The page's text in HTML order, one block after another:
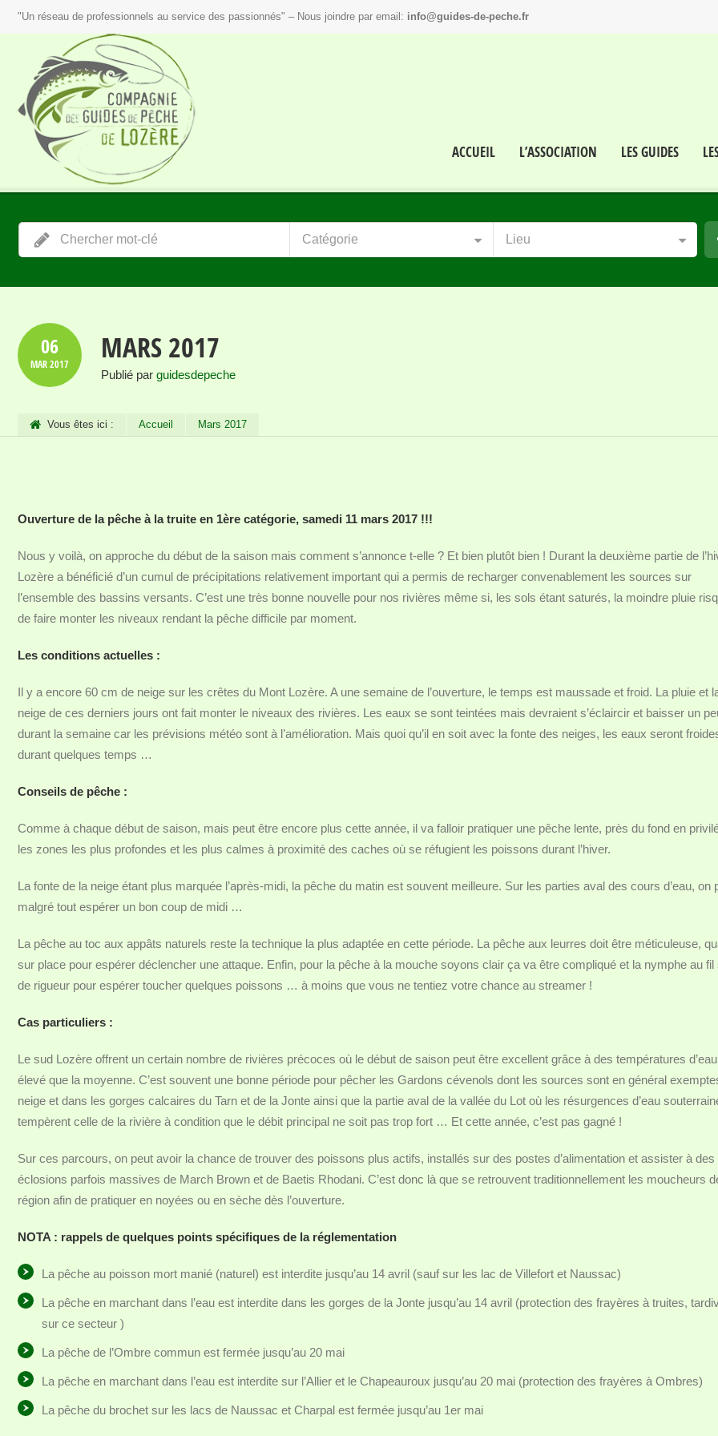
"Un réseau de professionnels au service des passionnés" – Nous joindre par email: info@guides-de-peche.fr
ACCUEIL L’ASSOCIATION LES GUIDES
Catégorie Lieu
06
MAR2017 MARS 2017
Publié par guidesdepeche
Vous êtes ici : Accueil Mars 2017
Ouverture de la pêche à la truite en 1ère catégorie, samedi 11 mars 2017 !!!
Nous y voilà, on approche du début de la saison mais comment s’annonce t-elle ? Et bien plutôt bien ! Durant la deuxième partie de
Lozère a bénéficié d’un cumul de précipitations relativement important qui a permis de recharger convenablement les sources sur
l’ensemble des bassins versants. C’est une très bonne nouvelle pour nos rivières même si, les sols étant saturés, la moindre pluie
de faire monter les niveaux rendant la pêche difficile par moment.
Les conditions actuelles :
Il y a encore 60 cm de neige sur les crêtes du Mont Lozère. A une semaine de l’ouverture, le temps est maussade et froid. La pluie et
neige de ces derniers jours ont fait monter le niveaux des rivières. Les eaux se sont teintées mais devraient s’éclaircir et baisser un
durant la semaine car les prévisions météo sont à l’amélioration. Mais quoi qu’il en soit avec la fonte des neiges, les eaux seront
durant quelques temps …
Conseils de pêche :
Comme à chaque début de saison, mais peut être encore plus cette année, il va falloir pratiquer une pêche lente, près du fond en
les zones les plus profondes et les plus calmes à proximité des caches où se réfugient les poissons durant l’hiver.
La fonte de la neige étant plus marquée l’après-midi, la pêche du matin est souvent meilleure. Sur les parties aval des cours d’eau, on
malgré tout espérer un bon coup de midi …
La pêche au toc aux appâts naturels reste la technique la plus adaptée en cette période. La pêche aux leurres doit être méticuleuse,
sur place pour espérer déclencher une attaque. Enfin, pour la pêche à la mouche soyons clair ça va être compliqué et la nymphe au fil
de rigueur pour espérer toucher quelques poissons … à moins que vous ne tentiez votre chance au streamer !
Cas particuliers :
Le sud Lozère offrent un certain nombre de rivières précoces où le début de saison peut être excellent grâce à des températures
élevé que la moyenne. C’est souvent une bonne période pour pêcher les Gardons cévenols dont les sources sont en général
neige et dans les gorges calcaires du Tarn et de la Jonte ainsi que la partie aval de la vallée du Lot où les résurgences d’eau
tempèrent celle de la rivière à condition que le débit principal ne soit pas trop fort … Et cette année, c’est pas gagné !
Sur ces parcours, on peut avoir la chance de trouver des poissons plus actifs, installés sur des postes d’alimentation et assister à des
éclosions parfois massives de March Brown et de Baetis Rhodani. C’est donc là que se retrouvent traditionnellement les moucheurs
région afin de pratiquer en noyées ou en sèche dès l’ouverture.
NOTA : rappels de quelques points spécifiques de la réglementation
La pêche au poisson mort manié (naturel) est interdite jusqu’au 14 avril (sauf sur les lac de Villefort et Naussac)
La pêche en marchant dans l’eau est interdite dans les gorges de la Jonte jusqu’au 14 avril (protection des frayères à truites,
sur ce secteur )
La pêche de l’Ombre commun est fermée jusqu’au 20 mai
La pêche en marchant dans l’eau est interdite sur l’Allier et le Chapeauroux jusqu’au 20 mai (protection des frayères à Ombres)
La pêche du brochet sur les lacs de Naussac et Charpal est fermée jusqu’au 1er mai